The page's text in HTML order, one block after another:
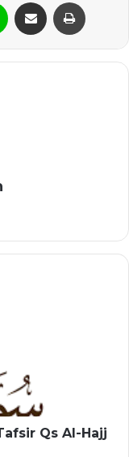
Qs Al-Hajj